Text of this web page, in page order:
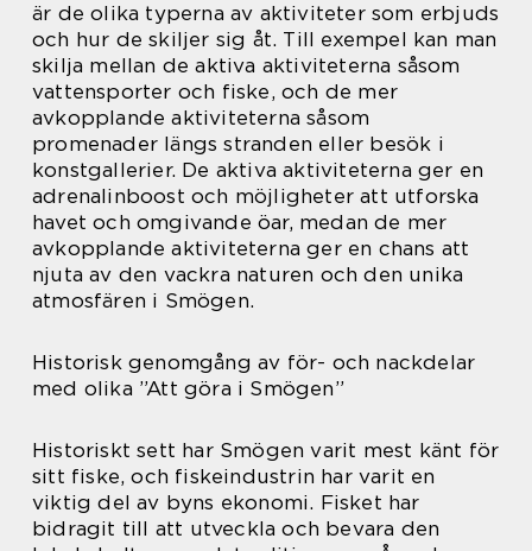
är de olika typerna av aktiviteter som erbjuds
och hur de skiljer sig åt. Till exempel kan man
skilja mellan de aktiva aktiviteterna såsom
vattensporter och fiske, och de mer
avkopplande aktiviteterna såsom
promenader längs stranden eller besök i
konstgallerier. De aktiva aktiviteterna ger en
adrenalinboost och möjligheter att utforska
havet och omgivande öar, medan de mer
avkopplande aktiviteterna ger en chans att
njuta av den vackra naturen och den unika
atmosfären i Smögen.
Historisk genomgång av för- och nackdelar
med olika ”Att göra i Smögen”
Historiskt sett har Smögen varit mest känt för
sitt fiske, och fiskeindustrin har varit en
viktig del av byns ekonomi. Fisket har
bidragit till att utveckla och bevara den